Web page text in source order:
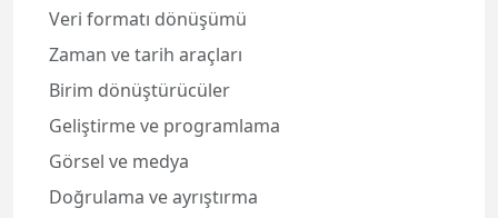
Veri formatı dönüşümü
Zaman ve tarih araçları
Birim dönüştürücüler
Geliştirme ve programlama
Görsel ve medya
Doğrulama ve ayrıştırma